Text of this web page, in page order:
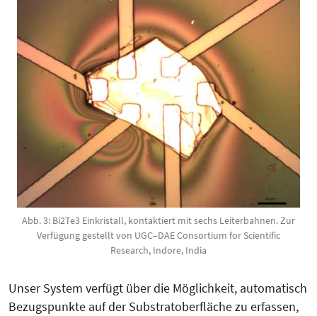
Abb. 3: Bi2Te3 Einkristall, kontaktiert mit sechs Leiterbahnen. Zur
Verfügung gestellt von UGC–DAE Consortium for Scientific
Research, Indore, India
Unser System verfügt über die Möglichkeit, automatisch
Bezugspunkte auf der Substratober­fläche zu erfassen,